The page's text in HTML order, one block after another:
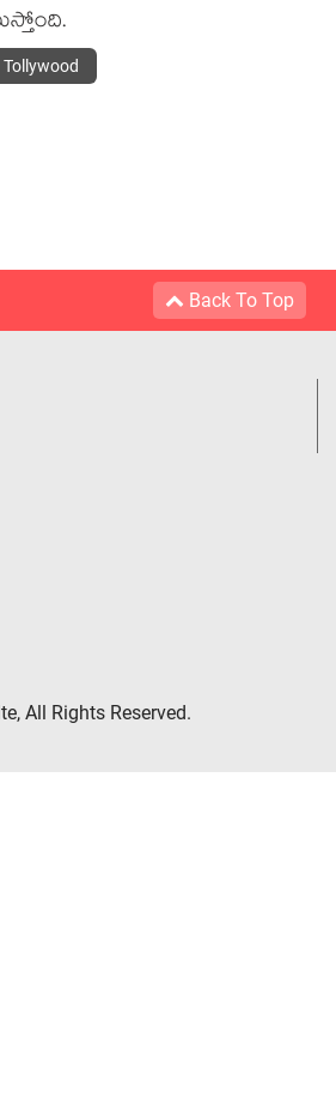
Tollywood
Back To Top
All Rights Reserved.